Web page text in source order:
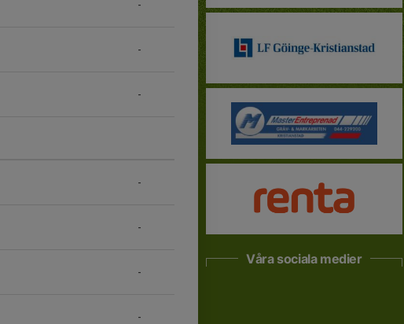
-
-
-
-
-
-
-
Våra sociala medier